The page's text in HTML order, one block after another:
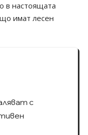
в настоящата
имат лесен
с